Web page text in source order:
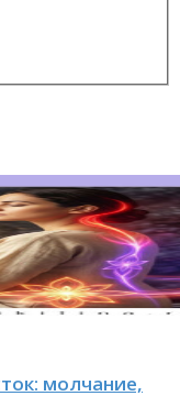
молчание,